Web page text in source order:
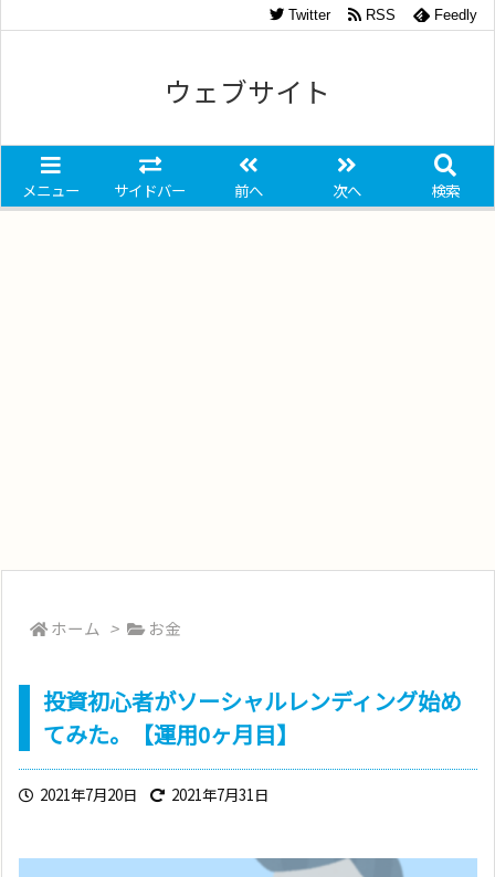
ウェブサイト
メニュー サイドバー 前へ 次へ 検索
Twitter RSS Feedly
ホーム > お金
投資初心者がソーシャルレンディング始め
てみた。【運用0ヶ月目】
2021年7月20日 2021年7月31日